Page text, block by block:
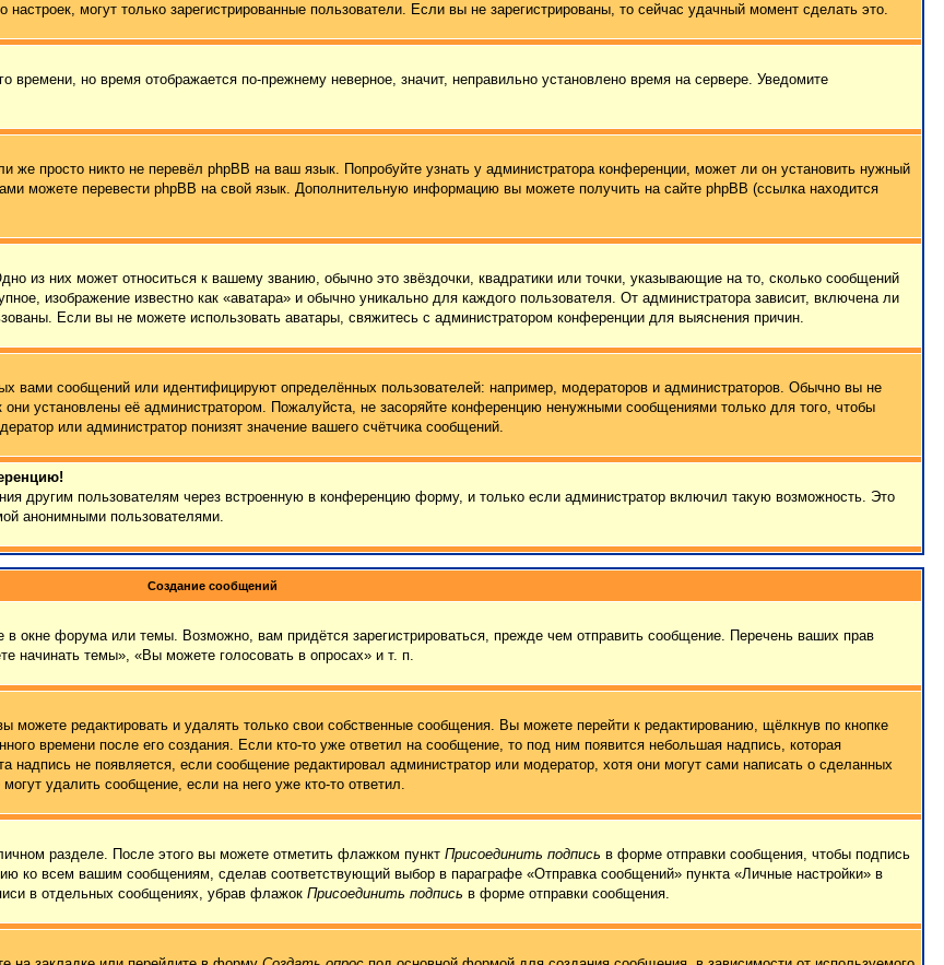
могут только зарегистрированные пользователи. Если вы не зарегистрированы, то сейчас удачный момент сделать это.
времени, но время отображается по-прежнему неверное, значит, неправильно установлено время на сервере. Уведомите
же просто никто не перевёл phpBB на ваш язык. Попробуйте узнать у администратора конференции, может ли он установить нужный
можете перевести phpBB на свой язык. Дополнительную информацию вы можете получить на сайте phpBB (ссылка находится
из них может относиться к вашему званию, обычно это звёздочки, квадратики или точки, указывающие на то, сколько сообщений
изображение известно как «аватара» и обычно уникально для каждого пользователя. От администратора зависит, включена ли
Если вы не можете использовать аватары, свяжитесь с администратором конференции для выяснения причин.
вами сообщений или идентифицируют определённых пользователей: например, модераторов и администраторов. Обычно вы не
установлены её администратором. Пожалуйста, не засоряйте конференцию ненужными сообщениями только для того, чтобы
или администратор понизят значение вашего счётчика сообщений.
другим пользователям через встроенную в конференцию форму, и только если администратор включил такую возможность. Это
анонимными пользователями.
Создание сообщений
окне форума или темы. Возможно, вам придётся зарегистрироваться, прежде чем отправить сообщение. Перечень ваших прав
начинать темы», «Вы можете голосовать в опросах» и т. п.
редактировать и удалять только свои собственные сообщения. Вы можете перейти к редактированию, щёлкнув по кнопке
времени после его создания. Если кто-то уже ответил на сообщение, то под ним появится небольшая надпись, которая
надпись не появляется, если сообщение редактировал администратор или модератор, хотя они могут сами написать о сделанных
удалить сообщение, если на него уже кто-то ответил.
разделе. После этого вы можете отметить флажком пункт Присоединить подпись в форме отправки сообщения, чтобы подпись
ко всем вашим сообщениям, сделав соответствующий выбор в параграфе «Отправка сообщений» пункта «Личные настройки» в
в отдельных сообщениях, убрав флажок Присоединить подпись в форме отправки сообщения.